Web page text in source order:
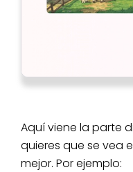
Aquí viene la parte
quieres que se vea
mejor. Por ejemplo: